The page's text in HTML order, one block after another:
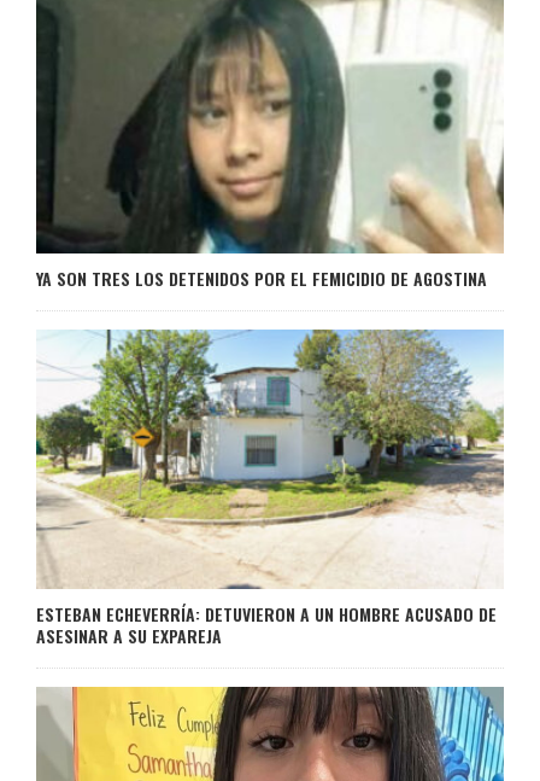
YA SON TRES LOS DETENIDOS POR EL FEMICIDIO DE AGOSTINA
ESTEBAN ECHEVERRÍA: DETUVIERON A UN HOMBRE ACUSADO DE
ASESINAR A SU EXPAREJA